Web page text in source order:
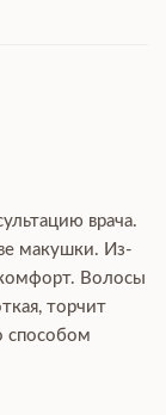
врача.
макушки. Из-
Волосы
торчит
способом